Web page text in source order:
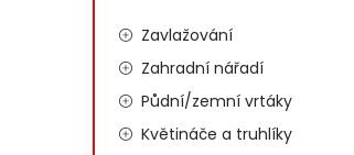
Zavlažování
Zahradní nářadí
Půdní/zemní vrtáky
Květináče a truhlíky